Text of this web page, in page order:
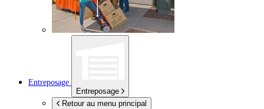
Entreposage
Entreposage
Retour au menu principal